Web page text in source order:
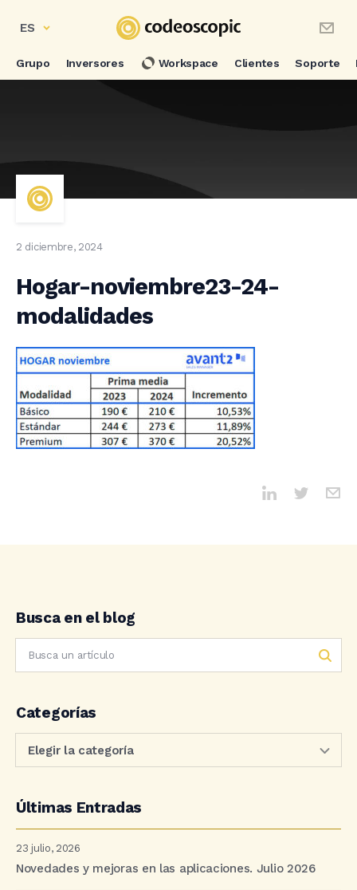
ES
Grupo Inversores Workspace Clientes Soporte
2 diciembre, 2024
Hogar-noviembre23-24-
modalidades
Busca en el blog
Categorías
Últimas Entradas
23 julio, 2026
Novedades y mejoras en las aplicaciones. Julio 2026